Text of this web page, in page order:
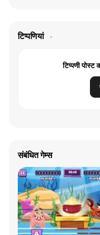
टिप्पणियां
टिप्पणी
संबंधित गेम्स